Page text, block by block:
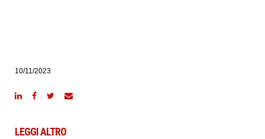
10/11/2023
LEGGI ALTRO